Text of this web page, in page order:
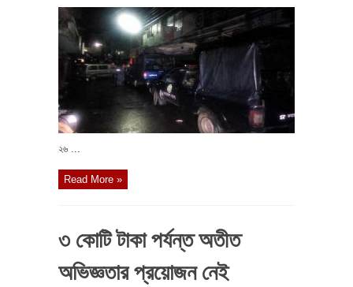
২৬ ...
Read More »
৩ কোটি টাকা পর্যন্ত অতীত
অভিজ্ঞতার প্রয়োজন নেই